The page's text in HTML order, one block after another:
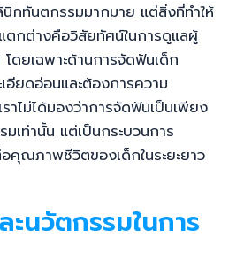
กทันตกรรมมากมาย แต่สิ่งที่ทำให้
กต่างคือวิสัยทัศน์ในการดูแลผู้
ดยเฉพาะด้านการจัดฟันเด็ก
อียดอ่อนและต้องการความ
าไม่ได้มองว่าการจัดฟันเป็นเพียง
เท่านั้น แต่เป็นกระบวนการ
คุณภาพชีวิตของเด็กในระยะยาว
ะนวัตกรรมในการ